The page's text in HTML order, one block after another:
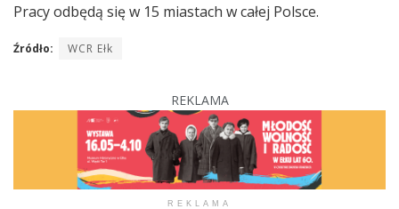
Pracy odbędą się w 15 miastach w całej Polsce.
Źródło: WCR Ełk
REKLAMA
REKLAMA